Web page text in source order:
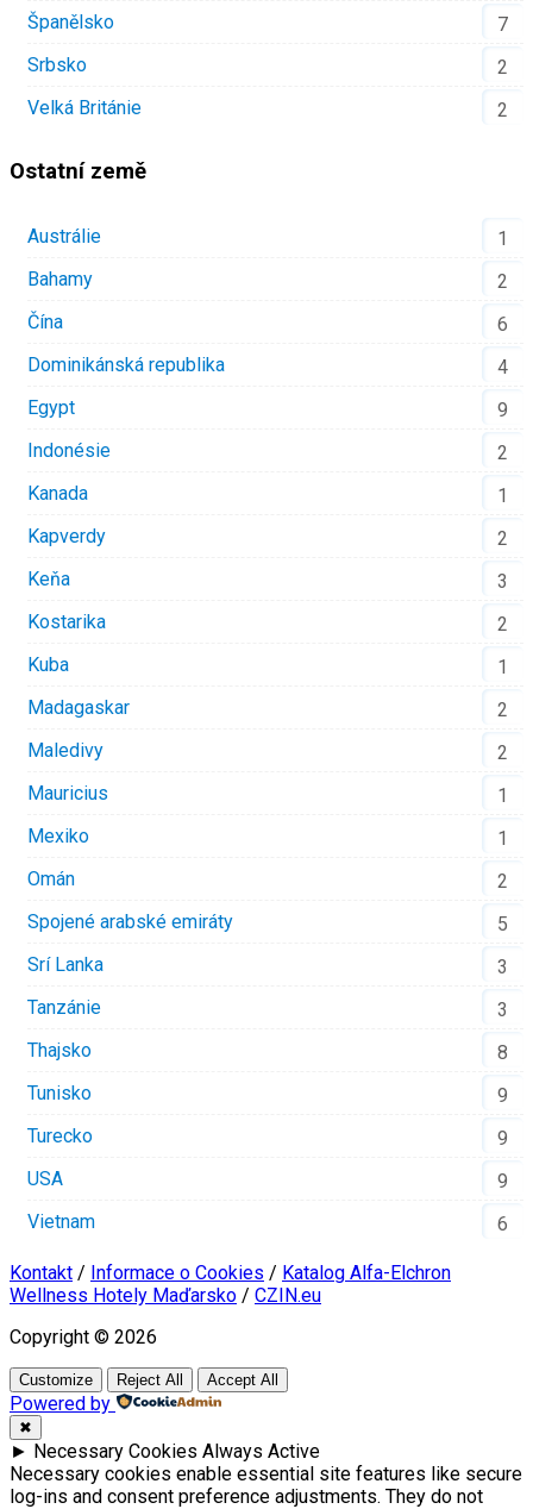
Španělsko
7
Srbsko
2
Velká Británie
2
Ostatní země
Austrálie
1
Bahamy
2
Čína
6
Dominikánská republika
4
Egypt
9
Indonésie
2
Kanada
1
Kapverdy
2
Keňa
3
Kostarika
2
Kuba
1
Madagaskar
2
Maledivy
2
Mauricius
1
Mexiko
1
Omán
2
Spojené arabské emiráty
5
Srí Lanka
3
Tanzánie
3
Thajsko
8
Tunisko
9
Turecko
9
USA
9
Vietnam
6
Kontakt / Informace o Cookies / Katalog Alfa-Elchron
Wellness Hotely Maďarsko / CZIN.eu
Copyright © 2026
Customize Reject All Accept All
Powered by
✖
► Necessary Cookies Always Active
Necessary cookies enable essential site features like secure
log-ins and consent preference adjustments. They do not